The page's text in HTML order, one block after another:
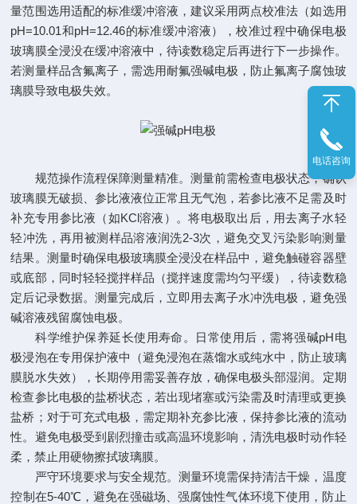
量范围选用适配的标准缓冲溶液，建议采用两点校准法（如选用
pH=10.01和pH=12.46的标准缓冲溶液），校准过程中确保电极
玻璃膜全浸没在缓冲溶液中，待读数稳定后再进行下一步操作。
若测量样品含氟离子，需选用耐氟强碱电极，防止氟离子腐蚀玻
璃膜导致电极失效。
规范操作流程保障测量精准。测量前需检查电极状态，确认
玻璃膜无破损、参比液液位正常且无气泡，若参比液不足需及时
补充专用参比液（如KCl溶液）。将电极取出后，用去离子水轻
轻冲洗，再用被测样品溶液润洗2-3次，避免交叉污染影响测量
结果。测量时确保电极玻璃膜全浸没在样品中，避免触碰容器壁
或底部，同时轻轻搅拌样品（搅拌速度需均匀平缓），待读数稳
定后记录数据。测量完成后，立即用去离子水冲洗电极，避免强
碱溶液残留腐蚀电极。
科学维护保养延长使用寿命。日常使用后，需将强碱pH电
极浸泡在专用保护液中（避免浸泡在蒸馏水或纯水中，防止玻璃
膜脱水失效），长期停用需妥善存放，确保电极头部湿润。定期
检查参比电极的盐桥状态，若出现堵塞或污染需及时清理或更换
盐桥；对于可充式电极，需定期补充参比液，保持参比液的流动
性。避免电极受到剧烈撞击或高温环境影响，清洗电极时动作轻
柔，禁止用硬物擦拭玻璃膜。
严守环境要求与安全规范。测量环境需保持清洁干燥，温度
控制在5-40℃，避免在强磁场、强腐蚀性气体环境下使用，防止
电话咨询